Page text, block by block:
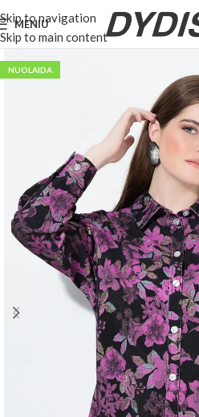
Skip to navigation
Skip to main content
MENIU
NUOLAIDA